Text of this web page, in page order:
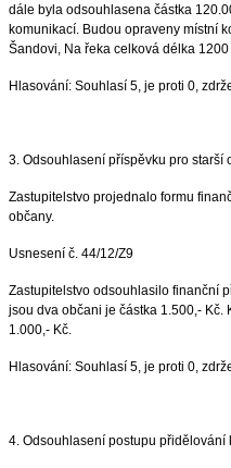
dále byla odsouhlasena částka
komunikací. Budou opraveny místní
Šandovi, Na řeka celková
Hlasování: Souhlasí 5, je proti
3. Odsouhlasení příspěvku pro
Zastupitelstvo projednalo formu
občany.
Usnesení č. 44/12/Z9
Zastupitelstvo odsouhlasilo finanční
jsou dva občani je částka 1.500,-
1.000,- Kč.
Hlasování: Souhlasí 5, je proti
4. Odsouhlasení postupu